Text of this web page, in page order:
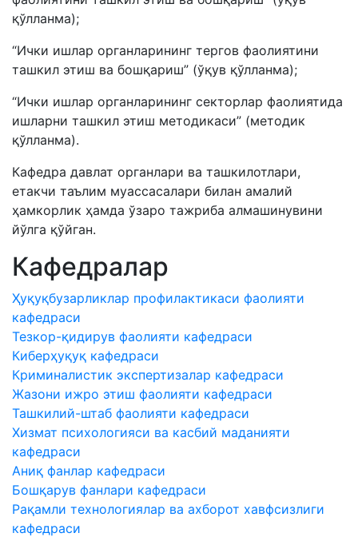
қўлланма);
“Ички ишлар органларининг тергов фаолиятини
ташкил этиш ва бошқариш” (ўқув қўлланма);
“Ички ишлар органларининг секторлар фаолиятида
ишларни ташкил этиш методикаси” (методик
қўлланма).
Кафедра давлат органлари ва ташкилотлари,
етакчи таълим муассасалари билан амалий
ҳамкорлик ҳамда ўзаро тажриба алмашинувини
йўлга қўйган.
Кафедралар
Ҳуқуқбузарликлар профилактикаси фаолияти
кафедраси
Тезкор-қидирув фаолияти кафедраси
Киберҳуқуқ кафедраси
Криминалистик экспертизалар кафедраси
Жазони ижро этиш фаолияти кафедраси
Ташкилий-штаб фаолияти кафедраси
Хизмат психологияси ва касбий маданияти
кафедраси
Аниқ фанлар кафедраси
Бошқарув фанлари кафедраси
Рақамли технологиялар ва ахборот хавфсизлиги
кафедраси